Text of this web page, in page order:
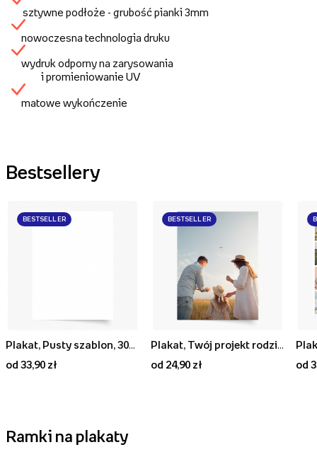
sztywne podłoże - grubość pianki 3mm
nowoczesna technologia druku
wydruk odporny na zarysowania
i promieniowanie UV
matowe wykończenie
Bestsellery
BESTSELLER
od 33,90 zł
BESTSELLER
od 24,90 zł
od
Ramki na plakaty